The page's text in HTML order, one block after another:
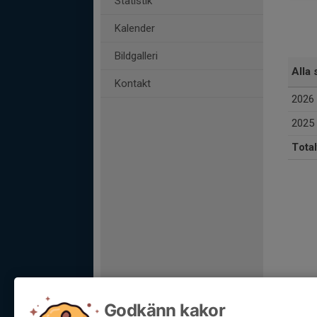
Kalender
Bildgalleri
Kontakt
Alla
2026
2025
Godkänn kakor